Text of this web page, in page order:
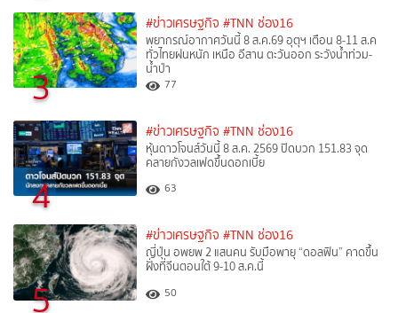
3
#ข่าวเศรษฐกิจ #TNN ช่อง16
พยากรณ์อากาศวันนี้ 8 ส.ค.69 อุตุฯ เตือน 8-11 ส.ค
ทั่วไทยฝนหนัก เหนือ อีสาน ตะวันออก ระวังน้ำท่วม-
น้ำป่า
77
4
#ข่าวเศรษฐกิจ #TNN ช่อง16
หุ้นดาวโจนส์วันนี้ 8 ส.ค. 2569 ปิดบวก 151.83 จุด
คลายกังวลเฟดขึ้นดอกเบี้ย
63
5
#ข่าวเศรษฐกิจ #TNN ช่อง16
ญี่ปุ่น อพยพ 2 แสนคน รับมือพายุ “ดอลฟิน” คาดขึ้น
ฝั่งที่จีนตอนใต้ 9-10 ส.ค.นี้
50